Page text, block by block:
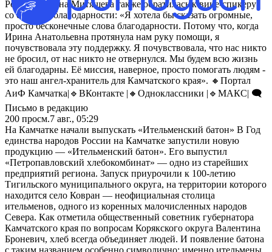
Роман. Марина Митяшева также обратилась к вице-спикеру
со словами благодарности: «Я хотела бы сказать огромные,
просто бесконечные слова благодарности. Потому что, когда
Ирина Анатольевна протянула нам руку помощи, я
почувствовала эту поддержку. Я почувствовала, что нас никто
не бросил, от нас никто не отвернулся. Мы будем всю жизнь
ей благодарны. Её миссия, наверное, просто помогать людям -
это наш ангел-хранитель для Камчатского края». 🔸Портал
АиФ Камчатка|🔹ВКонтакте |🔸Одноклассники |🔹MАКС| 🗨️
Письмо в редакцию
200 просм.7 авг., 05:29
На Камчатке начали выпускать «Ительменский батон» В Год
единства народов России на Камчатке запустили новую
продукцию — «Ительменский батон». Его выпустил
«Петропавловский хлебокомбинат» — одно из старейших
предприятий региона. Запуск приурочили к 100-летию
Тигильского муниципального округа, на территории которого
находится село Ковран — неофициальная столица
ительменов, одного из коренных малочисленных народов
Севера. Как отметила общественный советник губернатора
Камчатского края по вопросам Корякского округа Валентина
Броневич, хлеб всегда объединяет людей. И появление батона
с таким названием особенно символично: именно ительмены